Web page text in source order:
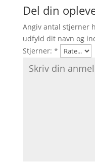
Del din
Angiv antal stjerner
udfyld dit navn og
Stjerner: *